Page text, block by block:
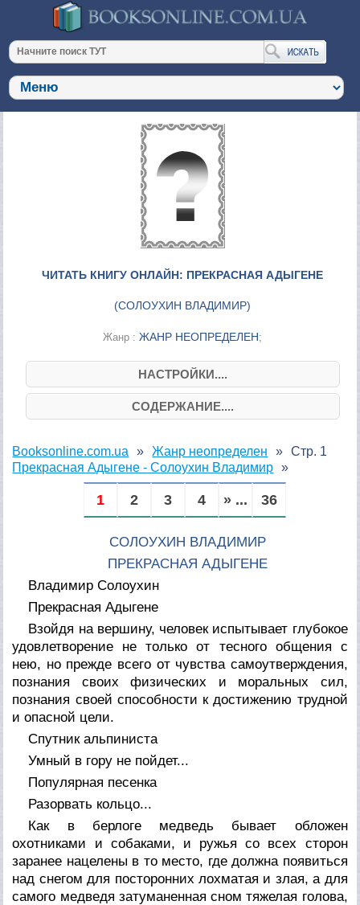
ЧИТАТЬ КНИГУ ОНЛАЙН: ПРЕКРАСНАЯ АДЫГЕНЕ
(СОЛОУХИН ВЛАДИМИР)
Жанр :ЖАНР НЕОПРЕДЕЛЕН;
НАСТРОЙКИ....
СОДЕРЖАНИЕ....
Booksonline.com.ua
Жанр неопределен
Прекрасная Адыгене - Солоухин Владимир
Стр. 1
1 2 3 4 » ... 36
СОЛОУХИН ВЛАДИМИР
ПРЕКРАСНАЯ АДЫГЕНЕ
Владимир Солоухин
Прекрасная Адыгене
Взойдя на вершину, человек испытывает глубокое
удовлетворение не только от тесного общения с
нею, но прежде всего от чувства самоутверждения,
познания своих физических и моральных сил,
познания своей способности к достижению трудной
и опасной цели.
Спутник альпиниста
Умный в гору не пойдет...
Популярная песенка
Разорвать кольцо...
Как в берлоге медведь бывает обложен
охотниками и собаками, и ружья со всех сторон
заранее нацелены в то место, где должна появиться
над снегом для посторонних лохматая и злая, а для
самого медведя затуманенная сном тяжелая голова,